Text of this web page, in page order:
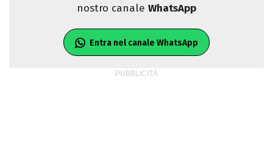
nostro canale WhatsApp
Entra nel canale WhatsApp